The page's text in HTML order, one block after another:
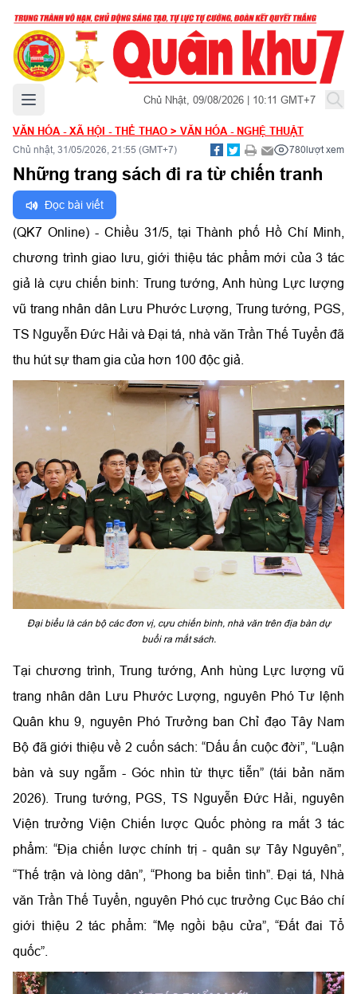
Mở menu chính Chủ Nhật, 09/08/2026 | 10:11 GMT+7
VĂN HÓA - XÃ HỘI - THỂ THAO > VĂN HÓA - NGHỆ THUẬT
Chủ nhật, 31/05/2026, 21:55 (GMT+7) 780lượt xem
Những trang sách đi ra từ chiến tranh
Đọc bài viết
(QK7 Online) - Chiều 31/5, tại Thành phố Hồ Chí Minh,
chương trình giao lưu, giới thiệu tác phẩm mới của 3 tác
giả là cựu chiến binh: Trung tướng, Anh hùng Lực lượng
vũ trang nhân dân Lưu Phước Lượng, Trung tướng, PGS,
TS Nguyễn Đức Hải và Đại tá, nhà văn Trần Thế Tuyển đã
thu hút sự tham gia của hơn 100 độc giả.
Đại biểu là cán bộ các đơn vị, cựu chiến binh, nhà văn trên địa bàn dự
buổi ra mắt sách.
Tại chương trình, Trung tướng, Anh hùng Lực lượng vũ
trang nhân dân Lưu Phước Lượng, nguyên Phó Tư lệnh
Quân khu 9, nguyên Phó Trưởng ban Chỉ đạo Tây Nam
Bộ đã giới thiệu về 2 cuốn sách: “Dấu ấn cuộc đời”, “Luận
bàn và suy ngẫm - Góc nhìn từ thực tiễn” (tái bản năm
2026). Trung tướng, PGS, TS Nguyễn Đức Hải, nguyên
Viện trưởng Viện Chiến lược Quốc phòng ra mắt 3 tác
phẩm: “Địa chiến lược chính trị - quân sự Tây Nguyên”,
“Thế trận và lòng dân”, “Phong ba biển tình”. Đại tá, Nhà
văn Trần Thế Tuyển, nguyên Phó cục trưởng Cục Báo chí
giới thiệu 2 tác phẩm: “Mẹ ngồi bậu cửa”, “Đất đai Tổ
quốc”.